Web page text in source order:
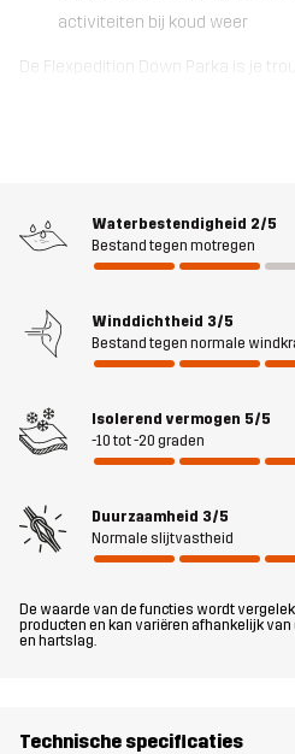
activiteiten bij koud weer
De Flexpedition Down Parka is je
temperatuur daalt. Deze
relaxte pasvorm zodat je er laagjes
comfortabele kraag die je nek
pasvorm te personaliseren. Hij
geïsoleerde handzakken waarmee
Flexpedition Down Parka een
je bij elke temperatuur warm houdt.
Pasvorm REGULAR
Materiál 1
86%
Waterbestendigheid 2/5
Bestand tegen motregen
Winddichtheid 3/5
Bestand tegen normale
Isolerend vermogen 5/5
-10 tot -20 graden
Duurzaamheid 3/5
Normale slijtvastheid
De waarde van de functies wordt
producten en kan variëren afhankelijk
en hartslag.
Technische specificaties